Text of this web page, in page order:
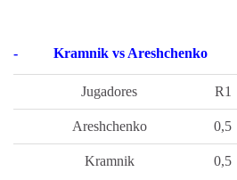
- Kramnik vs Areshchenko
Jugadores R1
Areshchenko 0,5
Kramnik 0,5